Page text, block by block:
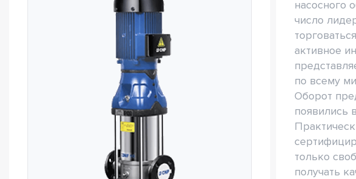
насосного
число
активное
по всему
Оборот
появились
только
получать